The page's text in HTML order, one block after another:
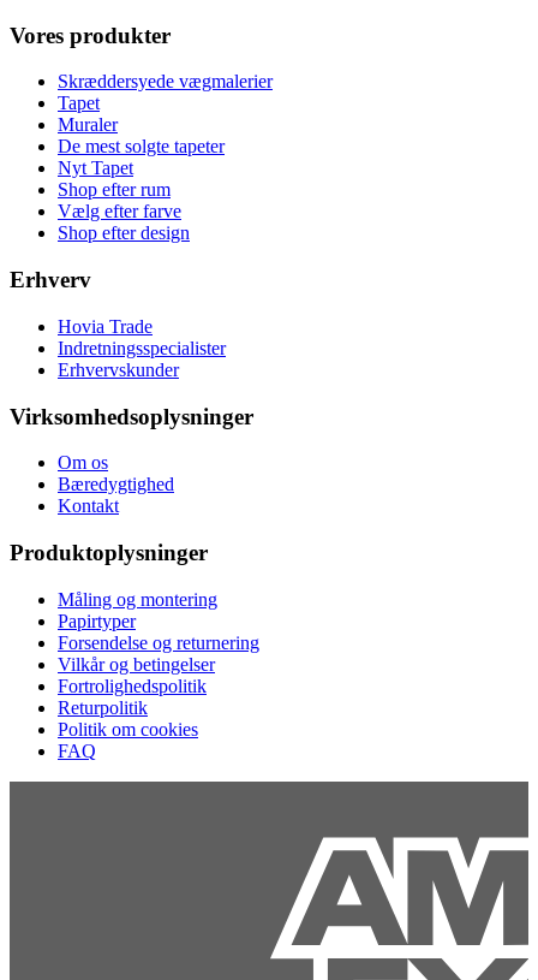
Vores produkter
Skræddersyede vægmalerier
Tapet
Muraler
De mest solgte tapeter
Nyt Tapet
Shop efter rum
Vælg efter farve
Shop efter design
Erhverv
Hovia Trade
Indretningsspecialister
Erhvervskunder
Virksomhedsoplysninger
Om os
Bæredygtighed
Kontakt
Produktoplysninger
Måling og montering
Papirtyper
Forsendelse og returnering
Vilkår og betingelser
Fortrolighedspolitik
Returpolitik
Politik om cookies
FAQ